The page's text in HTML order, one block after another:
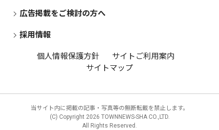
広告掲載をご検討の方へ
採用情報
個人情報保護方針
サイトご利用案内
サイトマップ
当サイト内に掲載の記事・写真等の無断転載を禁止します。
(C) Copyright 2026 TOWNNEWS-SHA CO.,LTD.
All Rights Reserved.